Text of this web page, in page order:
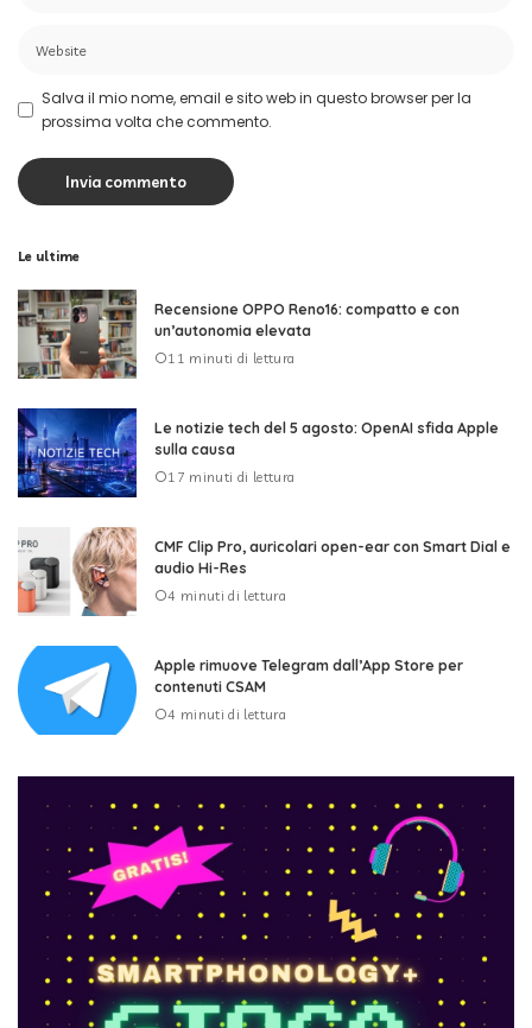
Salva il mio nome, email e sito web in questo browser per la
prossima volta che commento.
Le ultime
Recensione OPPO Reno16: compatto e con
un’autonomia elevata
11 minuti di lettura
Le notizie tech del 5 agosto: OpenAI sfida Apple
sulla causa
17 minuti di lettura
CMF Clip Pro, auricolari open-ear con Smart Dial e
audio Hi-Res
4 minuti di lettura
Apple rimuove Telegram dall’App Store per
contenuti CSAM
4 minuti di lettura